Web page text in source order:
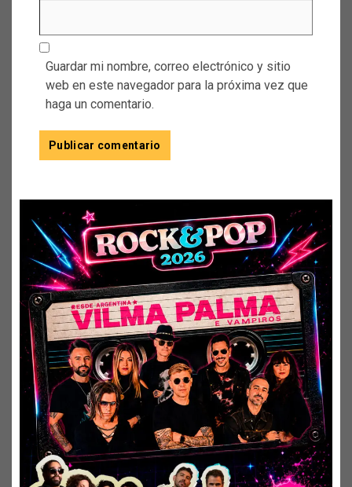
Guardar mi nombre, correo electrónico y sitio
web en este navegador para la próxima vez que
haga un comentario.